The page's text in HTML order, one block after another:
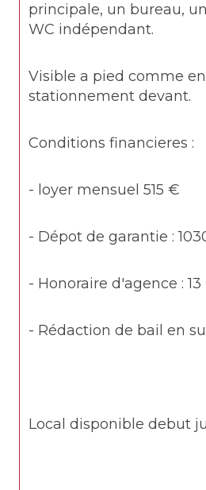
principale, un bureau,
WC indépendant.
Visible a pied comme
stationnement devant.
Conditions financieres :
- loyer mensuel 515 €
- Dépot de garantie :
- Honoraire d'agence :
- Rédaction de bail en
Local disponible debut